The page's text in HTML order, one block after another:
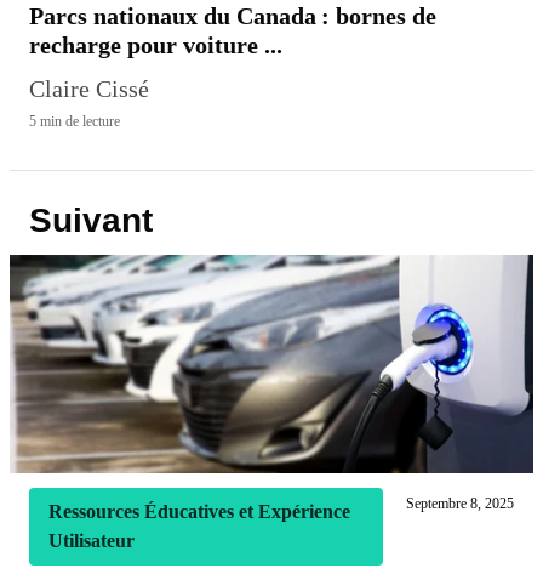
Parcs nationaux du Canada : bornes de
recharge pour voiture ...
Claire Cissé
5 min de lecture
Suivant
Ressources Éducatives et Expérience
Utilisateur
Septembre 8, 2025